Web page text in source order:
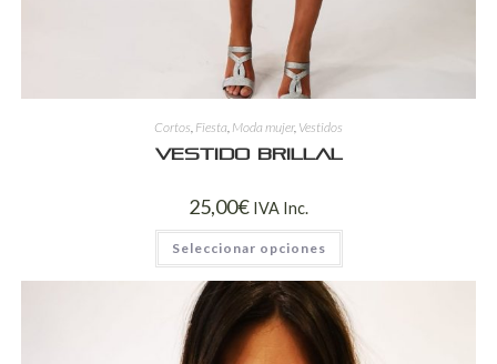
Cortos Fiesta Moda mujer, Vestidos
Vestido brillal
25,00€ IVA Inc.
Seleccionar opciones